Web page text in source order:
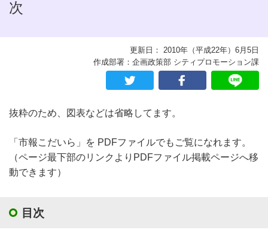
次
更新日： 2010年（平成22年）6月5日
作成部署：企画政策部 シティプロモーション課
抜粋のため、図表などは省略してます。
「市報こだいら」を PDFファイルでもご覧になれます。
（ページ最下部のリンクよりPDFファイル掲載ページへ移
動できます）
目次